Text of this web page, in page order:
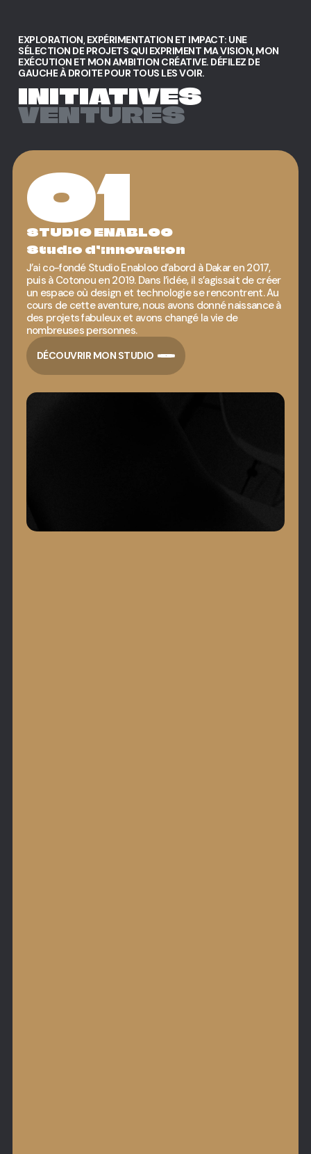
INITIATIVES
EXPLORATION, EXPÉRIMENTATION ET IMPACT: UNE
SÉLECTION DE PROJETS QUI EXPRIMENT MAVISION,MON
EXÉCUTION ET MONAMBITION CRÉATIVE. DÉFILEZ DE
GAUCHEÀ DROITEPOUR TOUS LESVOIR.
VENTURES
01
STUDIO ENABLOO
Studio d’innovation
J’ai co-fondé Studio Enablood’abord à Dakar en 2017,
puis à Cotonou en 2019. Dans l’idée, il s’agissait de créer
un espace où design et technologie se rencontrent. Au
cours de cette aventure, nous avons donné naissance à
des projets fabuleux et avons changé la vie de
nombreuses personnes.
DÉCOUVRIR MON STUDIO